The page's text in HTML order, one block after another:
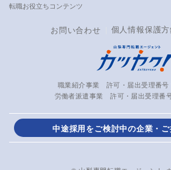
転職お役立ちコンテンツ
お問い合わせ 個人情報保護
職業紹介事業 許可・届出受理番
労働者派遣事業 許可・届出受理番
中途採用をご検討中の企業・